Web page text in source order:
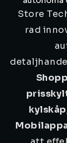
Store
rad